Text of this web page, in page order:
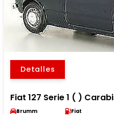
Detalles
Fiat 127 Serie 1 ( )
Brumm Fiat